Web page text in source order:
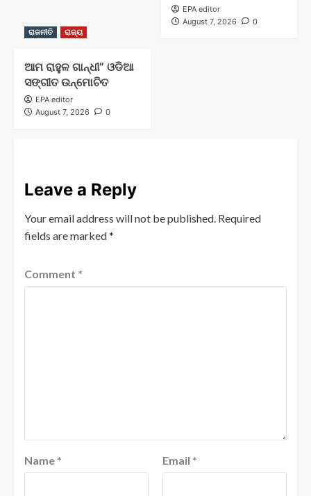
EPA editor
August 7, 2026
0
ରାଜନୀତି
ରାଜ୍ୟ
ଆମ ରାହୁଳ ଗାନ୍ଧୀ” ଓଡିଆ
ସଙ୍ଗୀତ ଉନ୍ମୋଚିତ
EPA editor
August 7, 2026
0
Leave a Reply
Your email address will not be published. Required
fields are marked*
Comment *
Name * Email *